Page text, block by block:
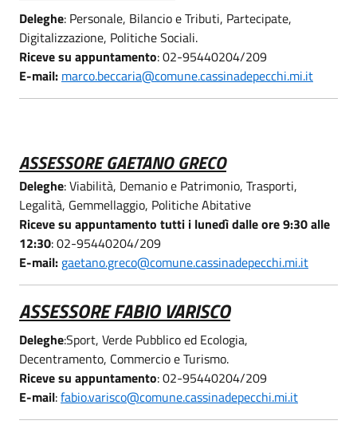
Deleghe: Personale, Bilancio e Tributi, Partecipate,
Digitalizzazione, Politiche Sociali.
Riceve su appuntamento: 02-95440204/209
E-mail: marco.beccaria@comune.cassinadepecchi.mi.it
ASSESSORE GAETANO GRECO
Deleghe: Viabilità, Demanio e Patrimonio, Trasporti,
Legalità, Gemmellaggio, Politiche Abitative
Riceve su appuntamento tutti i lunedì dalle ore 9:30 alle
12:30: 02-95440204/209
E-mail: gaetano.greco@comune.cassinadepecchi.mi.it
ASSESSORE FABIO VARISCO
Deleghe:Sport, Verde Pubblico ed Ecologia,
Decentramento, Commercio e Turismo.
Riceve su appuntamento: 02-95440204/209
E-mail:fabio.varisco@comune.cassinadepecchi.mi.it